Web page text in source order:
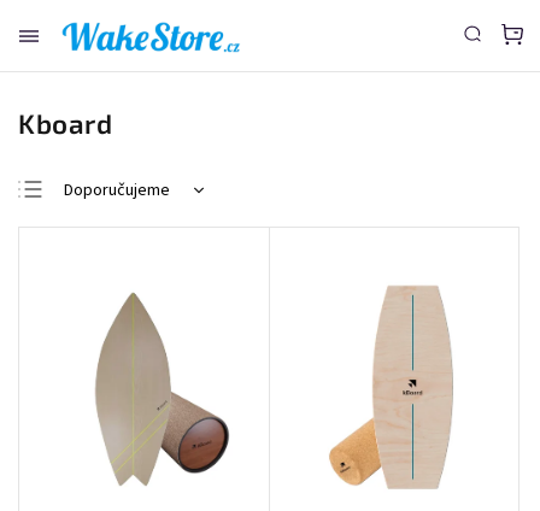
Kboard
Doporučujeme
Nejlevnější
Nejprodávanější
Abecedně
www.wakestore.cz - Chat